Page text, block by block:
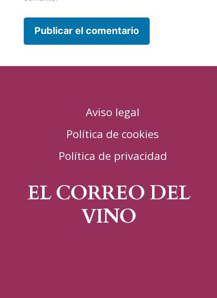
Aviso legal
Política de cookies
Política de privacidad
EL CORREO DEL
VINO